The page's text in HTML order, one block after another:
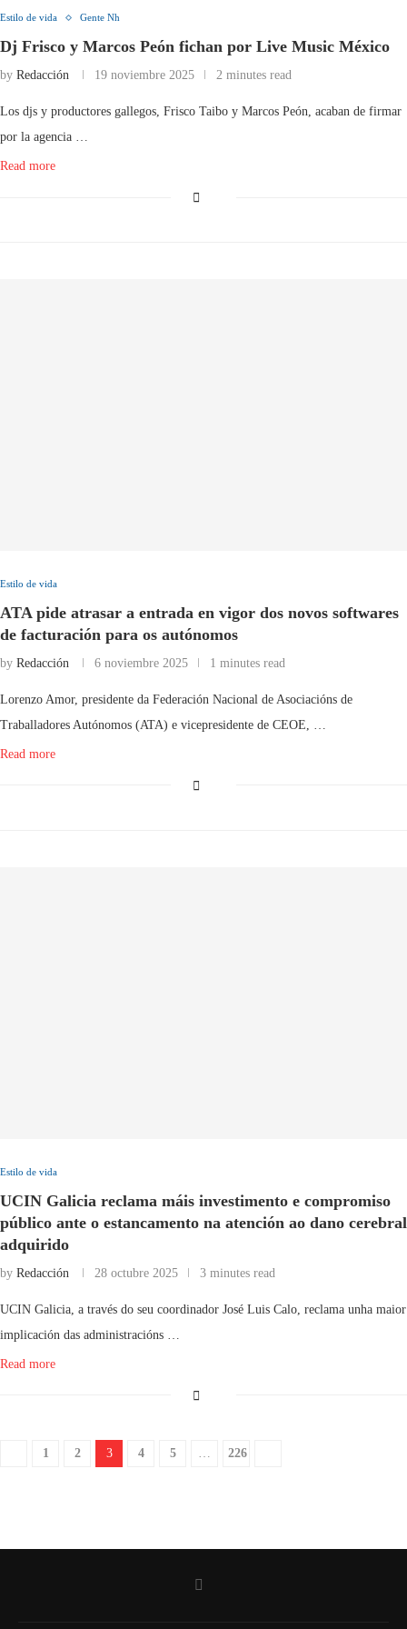
Estilo de vida Gente Nh
Dj Frisco y Marcos Peón fichan por Live Music México
by Redacción 19 noviembre 2025 2 minutes read
Los djs y productores gallegos, Frisco Taibo y Marcos Peón, acaban de firmar
por la agencia …
Read more
Estilo de vida
ATA pide atrasar a entrada en vigor dos novos softwares
de facturación para os autónomos
by Redacción 6 noviembre 2025 1 minutes read
Lorenzo Amor, presidente da Federación Nacional de Asociacións de
Traballadores Autónomos (ATA) e vicepresidente de CEOE, …
Read more
Estilo de vida
UCIN Galicia reclama máis investimento e compromiso
público ante o estancamento na atención ao dano cerebral
adquirido
by Redacción 28 octubre 2025 3 minutes read
UCIN Galicia, a través do seu coordinador José Luis Calo, reclama unha maior
implicación das administracións …
Read more
1 2 3 4 5 226